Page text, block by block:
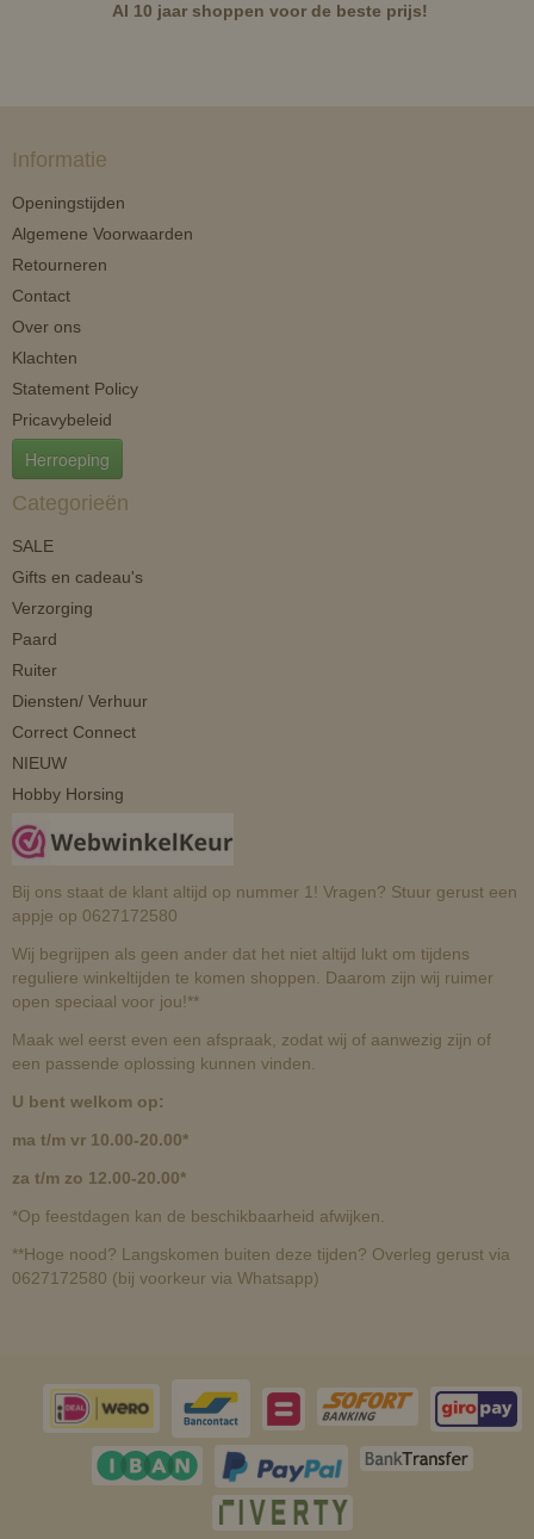
Al 10 jaar shoppen voor de beste prijs!
Informatie
Openingstijden
Algemene Voorwaarden
Retourneren
Contact
Over ons
Klachten
Statement Policy
Pricavybeleid
Herroeping
Categorieën
SALE
Gifts en cadeau's
Verzorging
Paard
Ruiter
Diensten/ Verhuur
Correct Connect
NIEUW
Hobby Horsing
Bij ons staat de klant altijd op nummer 1! Vragen? Stuur gerust een
appje op 0627172580
Wij begrijpen als geen ander dat het niet altijd lukt om tijdens
reguliere winkeltijden te komen shoppen. Daarom zijn wij ruimer
open speciaal voor jou!**
Maak wel eerst even een afspraak, zodat wij of aanwezig zijn of
een passende oplossing kunnen vinden.
U bent welkom op:
ma t/m vr 10.00-20.00*
za t/m zo 12.00-20.00*
*Op feestdagen kan de beschikbaarheid afwijken.
**Hoge nood? Langskomen buiten deze tijden? Overleg gerust via
0627172580 (bij voorkeur via Whatsapp)